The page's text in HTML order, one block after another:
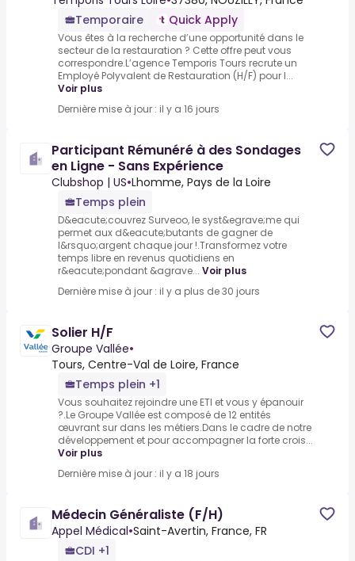
Temporaire
Quick Apply
Vous êtes à la recherche d’une opportunité dans le
secteur de la restauration ? Cette offre peut vous
correspondre.L’agence Temporis Tours recrute un
Employé Polyvalent de Restauration (H/F) pour l...
Voir plus
Dernière mise à jour : il y a 16 jours
Participant Rémunéré à des Sondages
en Ligne - Sans Expérience
Clubshop | US•Lhomme, Pays de la Loire
Temps plein
D&eacute;couvrez Surveoo, le syst&egrave;me qui
permet aux d&eacute;butants de gagner de
l&rsquo;argent chaque jour !.Transformez votre
temps libre en revenus quotidiens en
r&eacute;pondant &agrave... Voir plus
Dernière mise à jour : il y a plus de 30 jours
Solier H/F
Groupe Vallée•
Tours, Centre-Val de Loire, France
Temps plein +1
Vous souhaitez rejoindre une ETI et vous y épanouir
?.Le Groupe Vallée est composé de 12 entités
œuvrant sur dans les métiers.Dans le cadre de notre
développement et pour accompagner la forte crois...
Voir plus
Dernière mise à jour : il y a 18 jours
Médecin Généraliste (F/H)
Appel Médical•Saint-Avertin, France, FR
CDI +1